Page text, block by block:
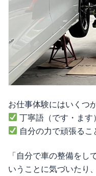
お仕事体験にはいくつ
丁寧語（です・ます
自分の力で頑張るこ
「自分で車の整備をし
いうことに気づいたり